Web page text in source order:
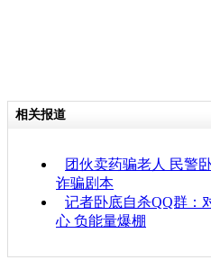
相关报道
团伙卖药骗老人 民警
诈骗剧本
记者卧底自杀QQ群：
心 负能量爆棚